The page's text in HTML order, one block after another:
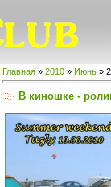
Главная» 2010 » Июнь »
В киношке -